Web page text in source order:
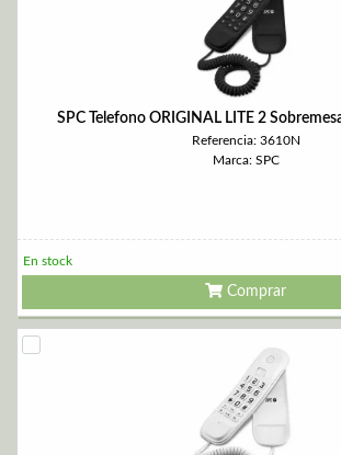
SPC Telefono ORIGINAL LITE 2
Referencia: 3610N
Marca: SPC
En stock
Comprar